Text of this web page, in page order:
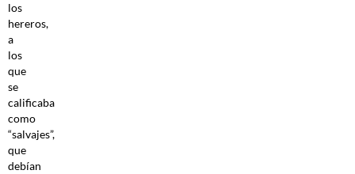
los
hereros,
a
los
que
se
calificaba
como
“salvajes”,
que
debían